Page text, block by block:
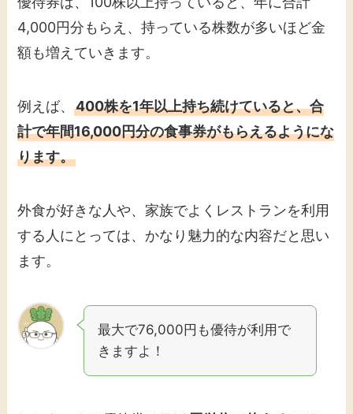
4,000円分もらえ、持っている株数が多いほど金
額も増えていきます。
例えば、400株を1年以上持ち続けていると、合
計で年間16,000円分の食事券がもらえるようにな
ります。
外食が好きな人や、家族でよくレストランを利用
する人にとっては、かなり魅力的な内容だと思い
ます。
最大で76,000円も優待が利用で
きますよ！